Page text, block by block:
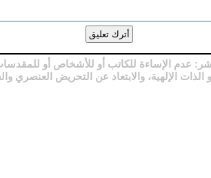
عدم الإساءة للكاتب أو للأشخاص أو
أو الذات الإلهية، والابتعاد عن التحريض العنصري